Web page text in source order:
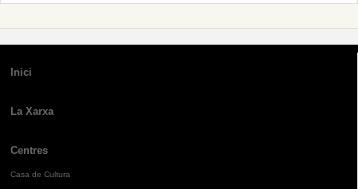
Inici
La Xarxa
Centres
Casa de Cultura